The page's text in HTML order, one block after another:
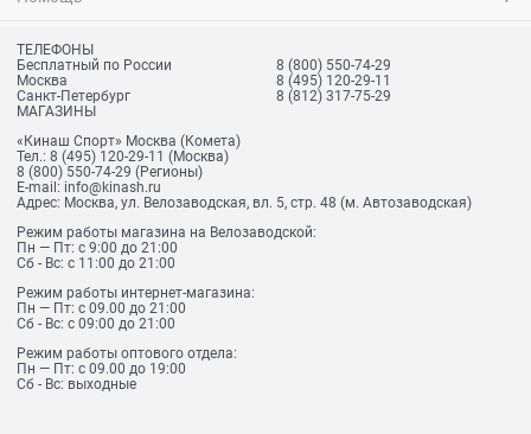
ТЕЛЕФОНЫ
Бесплатный по России
8 (800) 550-74-29
Москва
8 (495) 120-29-11
Санкт-Петербург
8 (812) 317-75-29
МАГАЗИНЫ
«Кинаш Спорт» Москва (Комета)
Тел.: 8 (495) 120-29-11 (Москва)
8 (800) 550-74-29 (Регионы)
E-mail: info@kinash.ru
Адрес: Москва, ул. Велозаводская, вл. 5, стр. 48 (м. Автозаводская)
Режим работы магазина на Велозаводской:
Пн — Пт: с 9:00 до 21:00
Сб - Вс: с 11:00 до 21:00
Режим работы интернет-магазина:
Пн — Пт: с 09.00 до 21:00
Сб - Вс: с 09:00 до 21:00
Режим работы оптового отдела:
Пн — Пт: с 09.00 до 19:00
Сб - Вс: выходные